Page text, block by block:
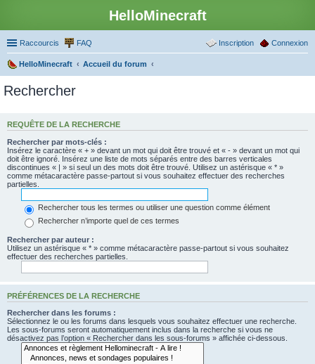
HelloMinecraft
Raccourcis FAQ Connexion
Inscription
HelloMinecraft Accueil du forum
Rechercher
REQUÊTE DE LA RECHERCHE
Rechercher par mots-clés :
Insérez le caractère « + » devant un mot qui doit être trouvé et « - » devant un mot qui
doit être ignoré. Insérez une liste de mots séparés entre des barres verticales
discontinues « | » si seul un des mots doit être trouvé. Utilisez un astérisque « * »
comme métacaractère passe-partout si vous souhaitez effectuer des recherches
partielles.
Rechercher tous les termes ou utiliser une question comme élément
Rechercher n’importe quel de ces termes
Rechercher par auteur :
Utilisez un astérisque « * » comme métacaractère passe-partout si vous souhaitez
effectuer des recherches partielles.
PRÉFÉRENCES DE LA RECHERCHE
Rechercher dans les forums :
Sélectionnez le ou les forums dans lesquels vous souhaitez effectuer une recherche.
Les sous-forums seront automatiquement inclus dans la recherche si vous ne
désactivez pas l’option « Rechercher dans les sous-forums » affichée ci-dessous.